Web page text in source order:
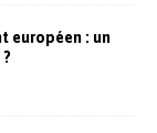
européen : un